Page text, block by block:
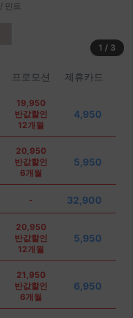
민트
1 / 3
프로모션 제휴카드
19,950
반값할인
12개월
4,950
20,950
반값할인
6개월
5,950
- 32,900
20,950
반값할인
12개월
5,950
21,950
반값할인
6개월
6,950